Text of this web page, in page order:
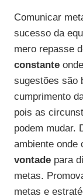
Comunicar
sucesso da
mero repasse
constante
sugestões são
cumprimento
pois as
podem mudar.
ambiente onde
vontade para
metas.
metas e